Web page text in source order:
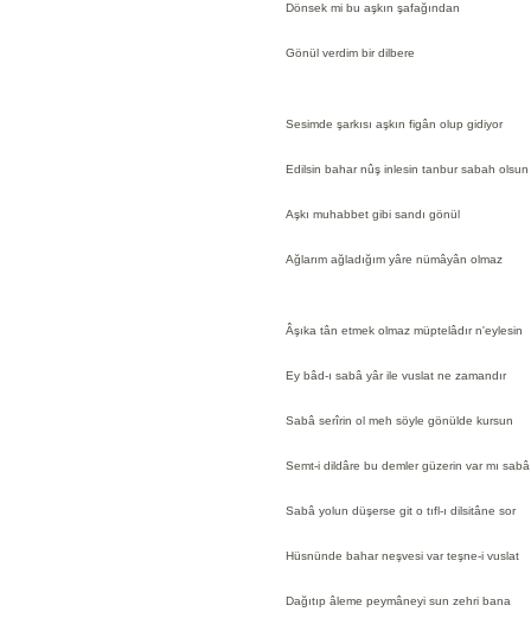
Dönsek mi bu aşkın şafağından
Gönül verdim bir dilbere
Sesimde şarkısı aşkın figân olup gidiyor
Edilsin bahar nûş inlesin tanbur sabah olsun
Aşkı muhabbet gibi sandı gönül
Ağlarım ağladığım yâre nümâyân olmaz
Âşıka tân etmek olmaz müptelâdır n'eylesin
Ey bâd-ı sabâ yâr ile vuslat ne zamandır
Sabâ serîrin ol meh söyle gönülde kursun
Semt-i dildâre bu demler güzerin var mı sabâ
Sabâ yolun düşerse git o tıfl-ı dilsitâne sor
Hüsnünde bahar neşvesi var teşne-i vuslat
Dağıtıp âleme peymâneyi sun zehri bana